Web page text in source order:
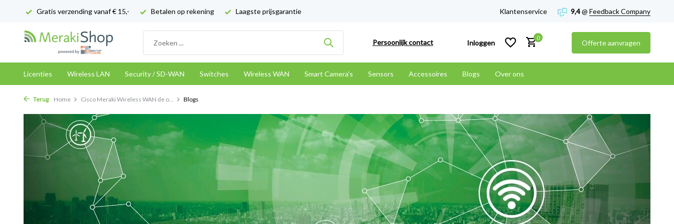
Gratis verzending vanaf € 15,- Betalen op rekening Laagste prijsgarantie Klantenservice 9,4@ Feedback Company
Persoonlijk contact Inloggen
Account aanmaken
Account aanmaken
0
Offerte aanvragen
Licenties Wireless LAN Security / SD-WAN Switches Wireless WAN Smart Camera's Sensors Accessoires Blogs Over ons
Terug Home Cisco Meraki Wireless WAN de o... Blogs